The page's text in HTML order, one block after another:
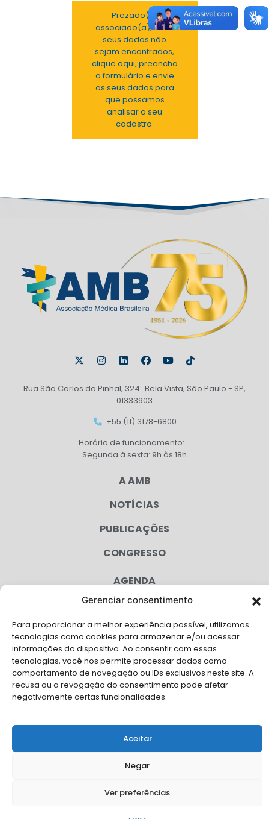
Gerenciar consentimento
Para proporcionar a melhor experiência possível, utilizamos
tecnologias como cookies para armazenar e/ou acessar
informações do dispositivo. Ao consentir com essas
tecnologias, você nos permite processar dados como
comportamento de navegação ou IDs exclusivos neste site. A
recusa ou a revogação do consentimento pode afetar
negativamente certas funcionalidades.
Aceitar
Negar
Ver preferências
Prezado(a)
associado(a), caso
seus dados não
sejam encontrados,
clique aqui, preencha
o formulário e envie
os seus dados para
que possamos
analisar o seu
cadastro.
Rua São Carlos do Pinhal, 324 Bela Vista, São Paulo - SP,
01333903
+55 (11) 3178-6800
Horário de funcionamento:
Segunda à sexta: 9h às 18h
A AMB
NOTÍCIAS
PUBLICAÇÕES
CONGRESSO
AGENDA
CAMPANHAS
SERVIÇOS
FILIADAS
LGPD
FALE CONOSCO